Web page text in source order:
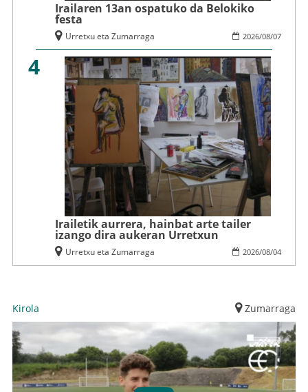
Irailaren 13an ospatuko da Belokiko
festa
2026/08/07
Urretxu eta Zumarraga
4
Irailetik aurrera, hainbat arte tailer
izango dira aukeran Urretxun
2026/08/04
Urretxu eta Zumarraga
Kirola Zumarraga